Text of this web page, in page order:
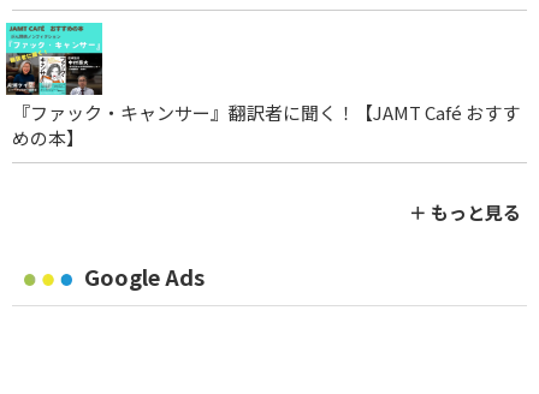
『ファック・キャンサー』翻訳者に聞く！【JAMT Café おすす
めの本】
＋ もっと見る
Google Ads